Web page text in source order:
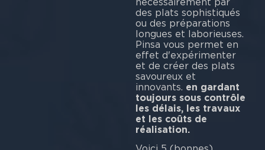
des plats sophistiqués
ou des préparations
longues et laborieuses.
Pinsa vous permet en
effet d'expérimenter
et de créer des plats
savoureux et
innovants. en gardant
toujours sous contrôle
les délais, les travaux
et les coûts de
réalisation.